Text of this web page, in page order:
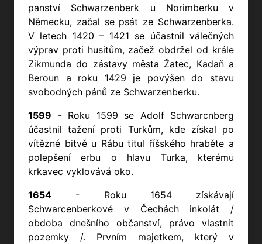
panství Schwarzenberk u Norimberku v
Německu, začal se psát ze Schwarzenberka.
V letech 1420 – 1421 se účastnil válečných
výprav proti husitům, začež obdržel od krále
Zikmunda do zástavy města Žatec, Kadaň a
Beroun a roku 1429 je povýšen do stavu
svobodných pánů ze Schwarzenberku.
1599 - Roku 1599 se Adolf Schwarcnberg
účastnil tažení proti Turkům, kde získal po
vítězné bitvě u Rábu titul říšského hraběte a
polepšení erbu o hlavu Turka, kterému
krkavec vyklovává oko.
1654 - Roku 1654 získávají
Schwarcenberkové v Čechách inkolát /
obdoba dnešního občanství, právo vlastnit
pozemky /. Prvním majetkem, který v